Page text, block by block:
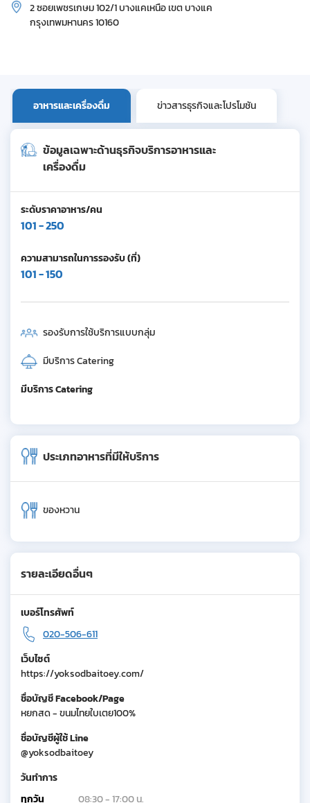
2 ซอยเพชรเกษม 102/1 บางแคเหนือ เขต บางแค
กรุงเทพมหานคร 10160
อาหารและเครื่องดื่ม ข่าวสารธุรกิจและโปรโมชัน
ข้อมูลเฉพาะด้านธุรกิจบริการอาหารและ
เครื่องดื่ม
ระดับราคาอาหาร/คน
101 - 250
ความสามารถในการรองรับ (ที่)
101 - 150
รองรับการใช้บริการแบบกลุ่ม
มีบริการ Catering
มีบริการ Catering
ประเภทอาหารที่มีให้บริการ
ของหวาน
รายละเอียดอื่นๆ
เบอร์โทรศัพท์
020-506-611
เว็บไซต์
https://yoksodbaitoey.com/
ชื่อบัญชี Facebook/Page
หยกสด - ขนมไทยใบเตย100%
ชื่อบัญชีผู้ใช้ Line
@yoksodbaitoey
วันทำการ
ทุกวัน
08:30 - 17:00 น.